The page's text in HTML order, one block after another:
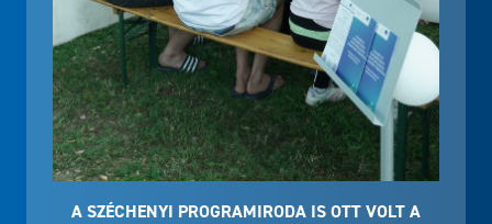
A SZÉCHENYI PROGRAMIRODA IS OTT VOLT A